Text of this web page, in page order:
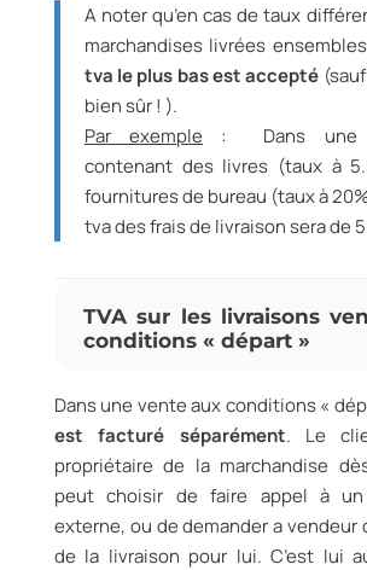
A noter qu’en cas de taux
marchandises livrées
tva le plus bas est accepté
bien sûr ! ).
Par exemple : Dans une
contenant des livres (taux à
fournitures de bureau (taux à
tva des frais de livraison sera de
TVA sur les livraisons
conditions « départ »
Dans une vente aux conditions «
est facturé séparément. Le
propriétaire de la marchandise
peut choisir de faire appel à un
externe, ou de demander a vendeur
de la livraison pour lui. C’est lui